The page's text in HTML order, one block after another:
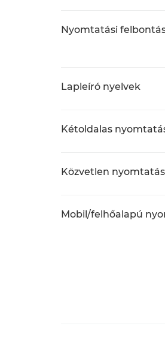
Nyomtatási
Lapleíró nyelvek
Kétoldalas
Közvetlen nyomtatás
Mobil/felhőalapú